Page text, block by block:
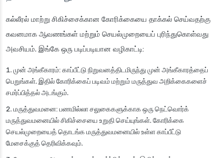
கல்லீரல் மாற்று சிகிச்சைக்கான கோரிக்கையை தாக்கல் செய்வதற்கு
கவனமாக ஆவணங்கள் மற்றும் செயல்முறையைப் புரிந்துகொள்வது
அவசியம். இங்கே ஒரு படிப்படியான வழிகாட்டி:
முன் அங்கீகாரம்: காப்பீட்டு நிறுவனத்திடமிருந்து முன் அங்கீகாரத்தைப்
பெறுங்கள். இதில் கோரிக்கைப் படிவம் மற்றும் மருத்துவ அறிக்கைகளைச்
சமர்ப்பித்தல் அடங்கும்.
மருத்துவமனை: பணமில்லா சலுகைகளுக்காக ஒரு நெட்வொர்க்
மருத்துவமனையில் சிகிச்சையை உறுதி செய்யுங்கள். கோரிக்கை
செயல்முறையைத் தொடங்க மருத்துவமனையில் உள்ள காப்பீட்டு
மேசைக்குத் தெரிவிக்கவும்.